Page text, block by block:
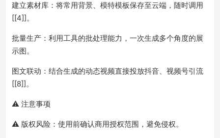
建立素材库：将常用背景、模特模板保存至云端，随时调用
[[4]]。
批量生产：利用工具的批处理能力，一次生成多个角度的展
示图。
图文联动：结合生成的动态视频直接投放抖音、视频号引流
[[8]]。
⚠️ 注意事项
⚠️ 版权风险：使用前确认商用授权范围，避免侵权。